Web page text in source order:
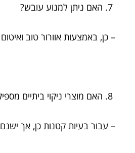
האם ניתן למנוע עובש?
– כן, באמצעות אוורור טוב ואיטום
האם מוצרי ניקוי ביתיים
– עבור בעיות קטנות כן, אך ישנם